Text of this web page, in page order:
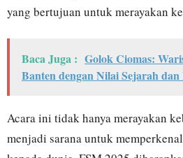
yang bertujuan untuk merayakan
Baca Juga : Golok Ciomas:
Banten dengan Nilai Sejarah dan
Acara ini tidak hanya merayakan
menjadi sarana untuk